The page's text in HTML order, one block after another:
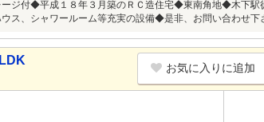
ジ付◆平成１８年３月築のＲＣ造住宅◆東南角地◆木下
ス、シャワールーム等充実の設備◆是非、お問い合わせ下
お気に入りに追加